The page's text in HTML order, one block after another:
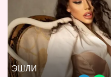
ЭШЛИ